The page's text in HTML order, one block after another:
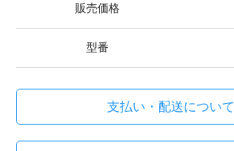
販売価格
型番
支払い・配送について